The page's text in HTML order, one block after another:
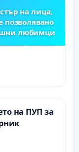
на лица,
позволявано
любимци
на ПУП за